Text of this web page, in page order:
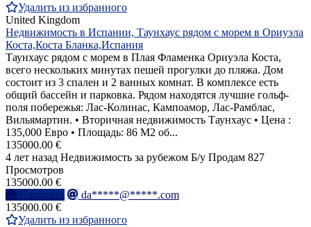
Удалить из избранного
United Kingdom
Недвижимость в Испании, Таунхаус рядом с морем в Ориуэла
Коста,Коста Бланка,Испания
Таунхаус рядом с морем в Плая Фламенка Ориуэла Коста,
всего нескольких минутах пешей прогулки до пляжа. Дом
состоит из 3 спален и 2 ванных комнат. В комплексе есть
общий бассейн и парковка. Рядом находятся лучшие гольф-
поля побережья: Лас-Колинас, Кампоамор, Лас-Рамблас,
Вильямартин. • Вторичная недвижимость Таунхаус • Цена :
135,000 Евро • Площадь: 86 M2 об...
135000.00 €
4 лет назад Недвижимость за рубежом Б/у Продам 827
Просмотров
135000.00 €
Написать
da*****@*****.com
135000.00 €
Удалить из избранного